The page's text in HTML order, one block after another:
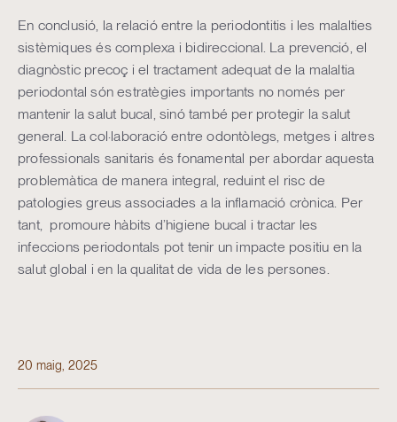
En conclusió, la relació entre la periodontitis i les malalties
sistèmiques és complexa i bidireccional. La prevenció, el
diagnòstic precoç i el tractament adequat de la malaltia
periodontal són estratègies importants no només per
mantenir la salut bucal, sinó també per protegir la salut
general. La col·laboració entre odontòlegs, metges i altres
professionals sanitaris és fonamental per abordar aquesta
problemàtica de manera integral, reduint el risc de
patologies greus associades a la inflamació crònica. Per
tant, promoure hàbits d’higiene bucal i tractar les
infeccions periodontals pot tenir un impacte positiu en la
salut global i en la qualitat de vida de les persones.
20 maig, 2025